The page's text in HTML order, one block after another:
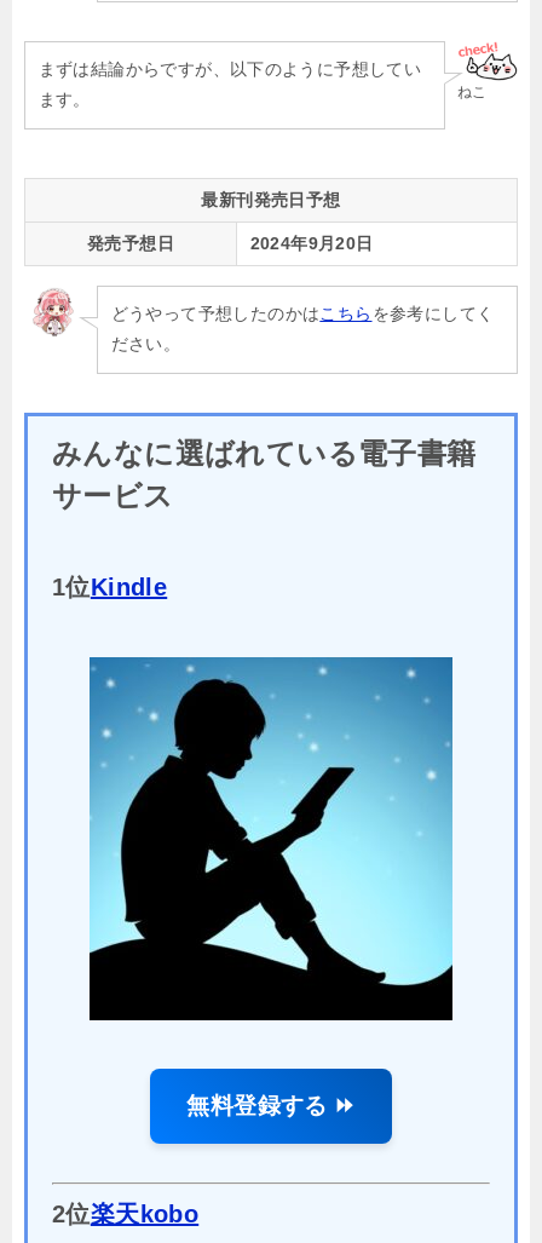
ねこ
まずは結論からですが、以下のように予想してい
ます。
最新刊発売日予想
発売予想日 2024年9月20日
どうやって予想したのかはこちら を参考にしてく
ださい。
みんなに選ばれている電子書籍
サービス
1位Kindle
無料登録する ⏩
2位楽天kobo